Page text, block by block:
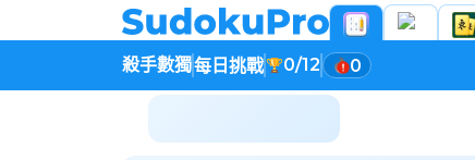
殺手數獨每日挑戰 0/12 0